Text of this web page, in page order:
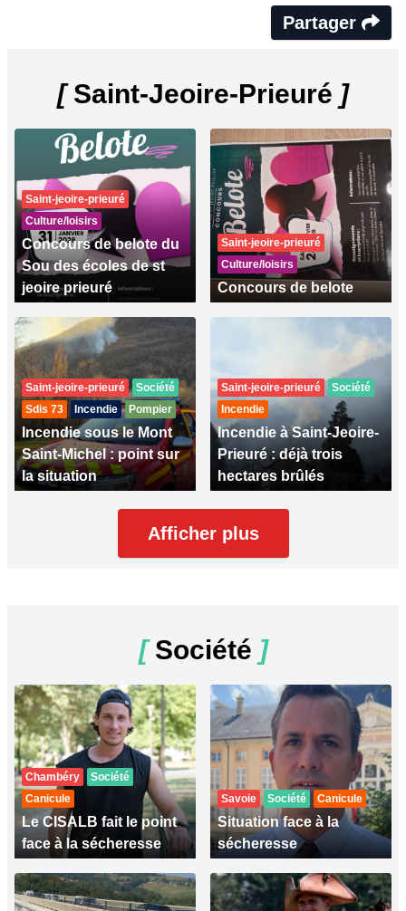
Partager
[Saint-Jeoire-Prieuré ]
Saint-jeoire-prieuré
Culture/loisirs
Concours de belote du
Sou des écoles de st
jeoire prieuré
Saint-jeoire-prieuré
Culture/loisirs
Concours de belote
Saint-jeoire-prieuré
Société
Sdis 73
Incendie Pompier
Incendie sous le Mont
Saint-Michel : point sur
la situation
Saint-jeoire-prieuré
Société
Incendie
Incendie à Saint-Jeoire-
Prieuré : déjà trois
hectares brûlés
Afficher plus
[Société ]
Chambéry
Société
Canicule
Le CISALB fait le point
face à la sécheresse
Savoie Société Canicule
Situation face à la
sécheresse